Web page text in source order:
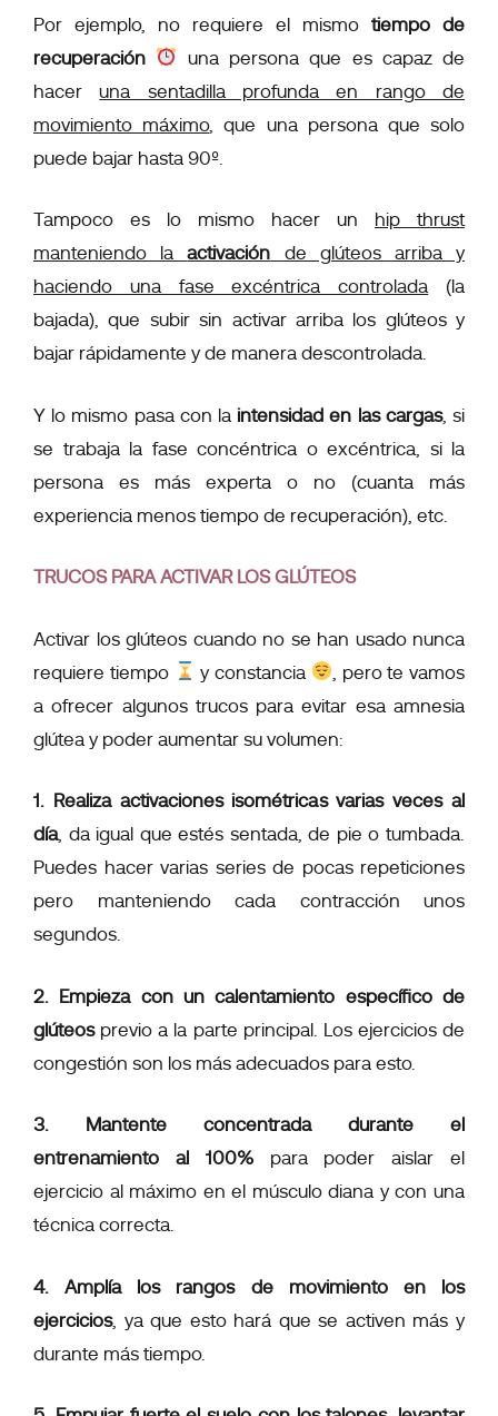
Por ejemplo, no requiere el mismo tiempo de
recuperación
una persona que es capaz de
haceruna sentadilla profunda en rango de
movimiento máximo, que una persona que solo
puede bajar hasta 90º.
Tampoco es lo mismo hacer un hip thrust
manteniendo laactivación de glúteos arribay
haciendo una fase excéntrica controlada (la
bajada), que subir sin activar arriba los glúteos y
bajar rápidamente y de manera descontrolada.
Y lo mismo pasa con la intensidad en las cargas, si
se trabaja la fase concéntrica o excéntrica, si la
persona es más experta o no (cuanta más
experiencia menos tiempo de recuperación), etc.
TRUCOS PARA ACTIVAR LOS GLÚTEOS
Activar los glúteos cuando no se han usado nunca
requiere tiempo
y constancia
, pero te vamos
a ofrecer algunos trucos para evitar esa amnesia
glútea y poder aumentar su volumen:
1. Realiza activaciones isométricas varias veces al
día, da igual que estés sentada, de pie o tumbada.
Puedes hacer varias series de pocas repeticiones
pero manteniendo cada contracción unos
segundos.
2. Empieza con un calentamiento específico de
glúteosprevio a la parte principal. Los ejercicios de
congestión son los más adecuados para esto.
3. Mantente
concentrada durante el
entrenamiento al 100%para poder aislar el
ejercicio al máximo en el músculo diana y con una
técnica correcta.
4. Amplía los rangos de movimiento en los
ejercicios, ya que esto hará que se activen más y
durante más tiempo.